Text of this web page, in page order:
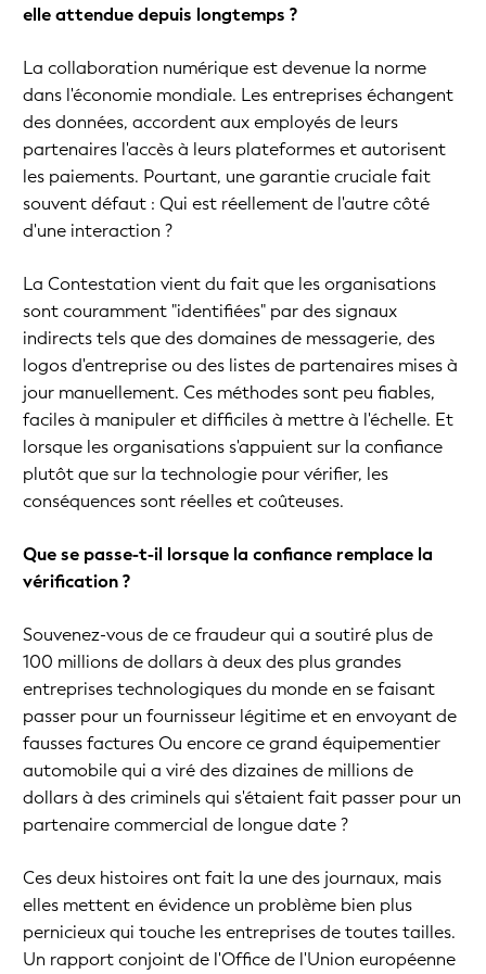
elle attendue depuis longtemps ?
La collaboration numérique est devenue la norme
dans l'économie mondiale. Les entreprises échangent
des données, accordent aux employés de leurs
partenaires l'accès à leurs plateformes et autorisent
les paiements. Pourtant, une garantie cruciale fait
souvent défaut : Qui est réellement de l'autre côté
d'une interaction ?
La Contestation vient du fait que les organisations
sont couramment "identifiées" par des signaux
indirects tels que des domaines de messagerie, des
logos d'entreprise ou des listes de partenaires mises à
jour manuellement. Ces méthodes sont peu fiables,
faciles à manipuler et difficiles à mettre à l'échelle. Et
lorsque les organisations s'appuient sur la confiance
plutôt que sur la technologie pour vérifier, les
conséquences sont réelles et coûteuses.
Que se passe-t-il lorsque la confiance remplace la
vérification ?
Souvenez-vous de ce fraudeur qui a soutiré plus de
100 millions de dollars à deux des plus grandes
entreprises technologiques du monde en se faisant
passer pour un fournisseur légitime et en envoyant de
fausses factures Ou encore ce grand équipementier
automobile qui a viré des dizaines de millions de
dollars à des criminels qui s'étaient fait passer pour un
partenaire commercial de longue date ?
Ces deux histoires ont fait la une des journaux, mais
elles mettent en évidence un problème bien plus
pernicieux qui touche les entreprises de toutes tailles.
Un rapport conjoint de l'Office de l'Union européenne